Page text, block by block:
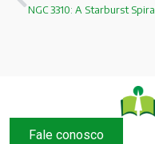
Fale conosco